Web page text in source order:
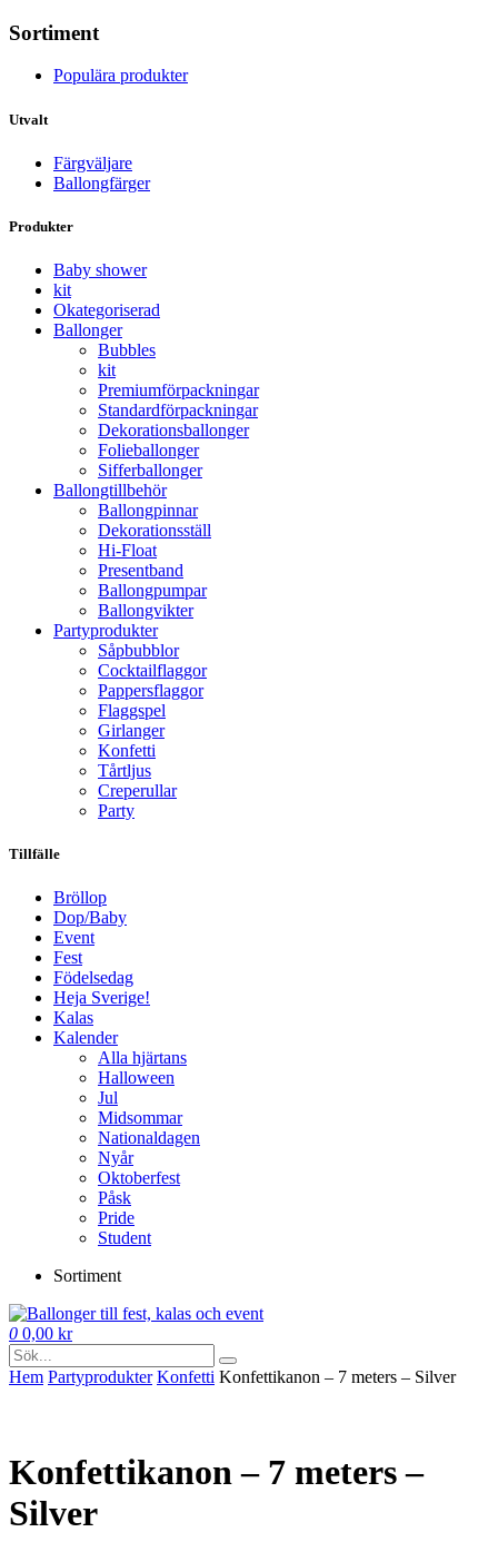
Sortiment
Populära produkter
Utvalt
Färgväljare
Ballongfärger
Produkter
Baby shower
kit
Okategoriserad
Ballonger
Bubbles
kit
Premium­förpackningar
Standard­­förpackningar
Dekorations­ballonger
Folie­­­ballonger
Siffer­­ballonger
Ballong­tillbehör
Ballongpinnar
Dekorationsställ
Hi-Float
Presentband
Ballongpumpar
Ballong­vikter
Party­­produkter
Såpbubblor
Cocktail­flaggor
Pappers­flaggor
Flaggspel
Girlanger
Konfetti
Tårtljus
Creperullar
Party
Tillfälle
Bröllop
Dop/Baby
Event
Fest
Födelsedag
Heja Sverige!
Kalas
Kalender
Alla hjärtans
Halloween
Jul
Midsommar
Nationaldagen
Nyår
Oktoberfest
Påsk
Pride
Student
Sortiment
0 0,00 kr
Hem Party­­produkter Konfetti Konfettikanon – 7 meters – Silver
Konfettikanon – 7 meters –
Silver